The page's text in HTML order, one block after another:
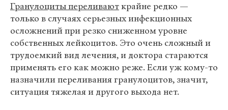
Гранулоциты переливаюткрайне редко —
только в случаях серьезных инфекционных
осложнений при резко сниженном уровне
собственных лейкоцитов. Это очень сложный и
трудоемкий вид лечения, и доктора стараются
применять его как можно реже. Если уж кому-то
назначили переливания гранулоцитов, значит,
ситуация тяжелая и другого выхода нет.